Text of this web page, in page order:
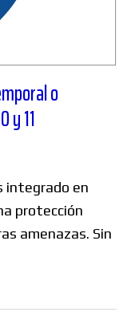
o
y 11
integrado en
protección
amenazas. Sin